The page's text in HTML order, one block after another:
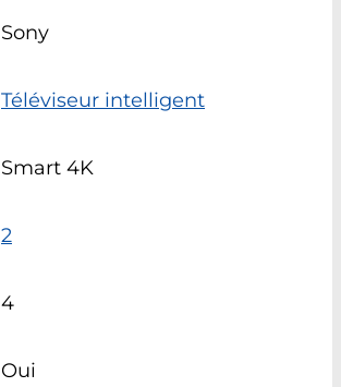
Sony
Téléviseur intelligent
Smart 4K
2
4
Oui